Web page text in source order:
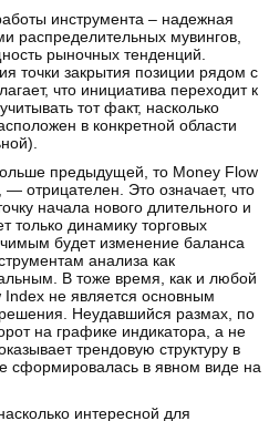
инструмента – надежная
распределительных мувингов,
рыночных тенденций.
точки закрытия позиции рядом с
что инициатива переходит к
тот факт, насколько
в конкретной области
предыдущей, то Money Flow
отрицателен. Это означает, что
начала нового длительного и
только динамику торговых
будет изменение баланса
анализа как
В тоже время, как и любой
Index не является основным
Неудавшийся размах, по
на графике индикатора, а не
трендовую структуру в
сформировалась в явном виде на
интересной для